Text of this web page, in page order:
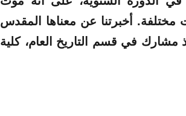
أخبرتنا عن معناها المقدس
مشارك في قسم التاريخ العام، كلية